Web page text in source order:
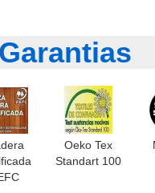
Oeko Tex
Standart 100